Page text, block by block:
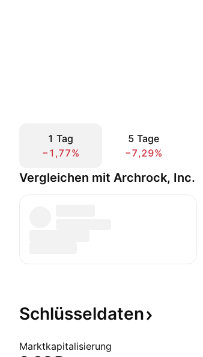
1 Tag
−1,77%
5 Tage
−7,29%
Vergleichen mit Archrock, Inc.
Schlüsseldaten
Marktkapitalisierung